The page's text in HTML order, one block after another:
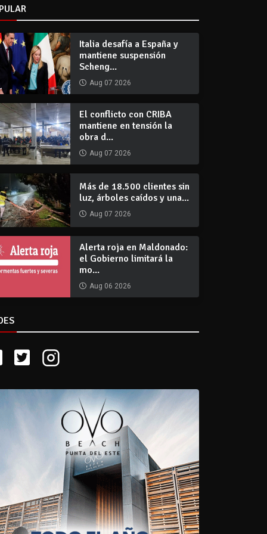
Italia desafía a España y
mantiene suspensión
Scheng...
Aug 07 2026
El conflicto con CRIBA
mantiene en tensión la
obra d...
Aug 07 2026
Más de 18.500 clientes sin
luz, árboles caídos y una...
Aug 07 2026
Alerta roja en Maldonado:
el Gobierno limitará la
mo...
Aug 06 2026